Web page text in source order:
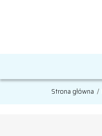
Strona główna /